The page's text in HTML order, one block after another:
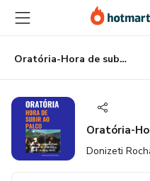
para
conteúdo
principal
para
pagamento
para
rodapé
Oratória-Hora de subir no Palco
Oratória-
Donizeti